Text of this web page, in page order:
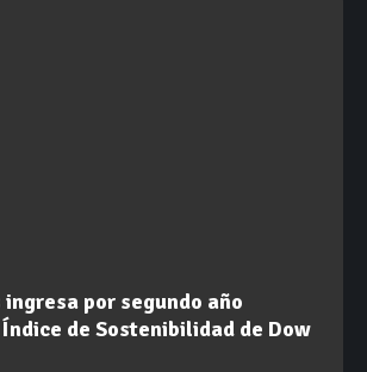
ingresa por segundo año
de Sostenibilidad de Dow